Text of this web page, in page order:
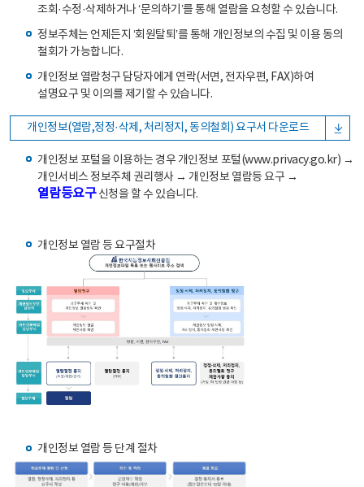
조회·수정·삭제하거나 ‘문의하기’를 통해 열람을 요청할 수 있습니다.
정보주체는 언제든지 ‘회원탈퇴’를 통해 개인정보의 수집 및 이용 동의
철회가 가능합니다.
개인정보 열람청구 담당자에게 연락(서면, 전자우편, FAX)하여
설명요구 및 이의를 제기할 수 있습니다.
개인정보(열람,정정·삭제, 처리정지, 동의철회) 요구서 다운로드
개인정보 포털을 이용하는 경우 개인정보 포털(www.privacy.go.kr) →
개인서비스 정보주체 권리행사 → 개인정보 열람등 요구 →
열람등요구신청을 할 수 있습니다.
개인정보 열람 등 요구절차
개인정보 열람 등 단계 절차